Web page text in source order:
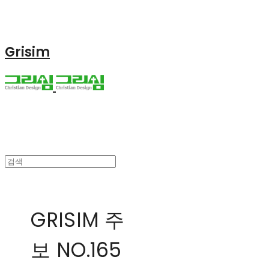
Grisim
GRISIM 주
보 NO.165